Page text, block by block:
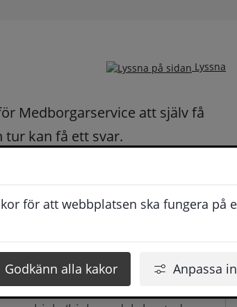
för att webbplatsen ska fungera på
Godkänn alla kakor Anpassa
Lyssna
Medborgarservice att själv få
tur kan få ett svar.
fortast möjligt.
så snabbt som möjligt under arbetstid.
2 - 4 arbetsdagar.